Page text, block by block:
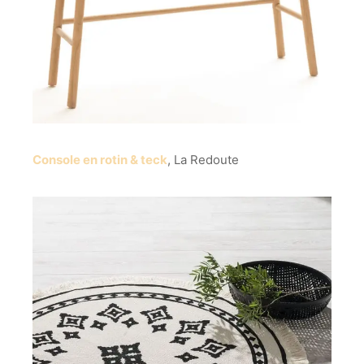
Console en rotin & teck, La Redoute